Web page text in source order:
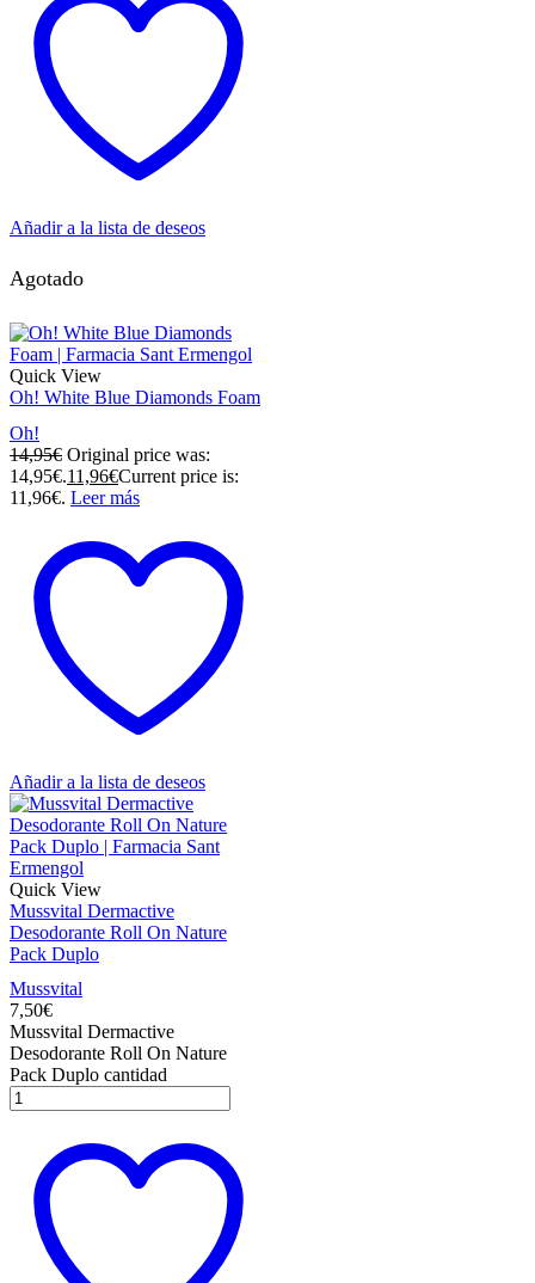
Añadir a la lista de deseos
Agotado
Quick View
Oh! White Blue Diamonds Foam
Oh!
14,95€ Original price was:
14,95€.11,96€Current price is:
11,96€. Leer más
Añadir a la lista de deseos
Quick View
Mussvital Dermactive
Desodorante Roll On Nature
Pack Duplo
Mussvital
7,50€
Mussvital Dermactive
Desodorante Roll On Nature
Pack Duplo cantidad